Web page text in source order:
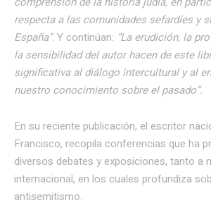
respecta a las comunidades sefardíes y
España”. Y continúan: “La erudición, la
la sensibilidad del autor hacen de este
significativa al diálogo intercultural y al
nuestro conocimiento sobre el pasado”.
En su reciente publicación, el escritor
Francisco, recopila conferencias que ha
diversos debates y exposiciones, tanto a
internacional, en los cuales profundiza
antisemitismo.